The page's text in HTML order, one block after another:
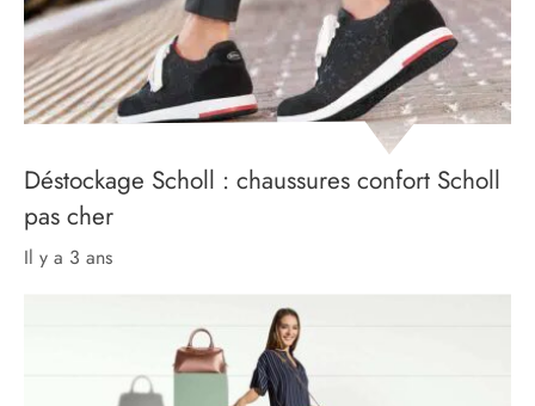
Déstockage Scholl : chaussures confort Scholl
pas cher
il y a 3 ans